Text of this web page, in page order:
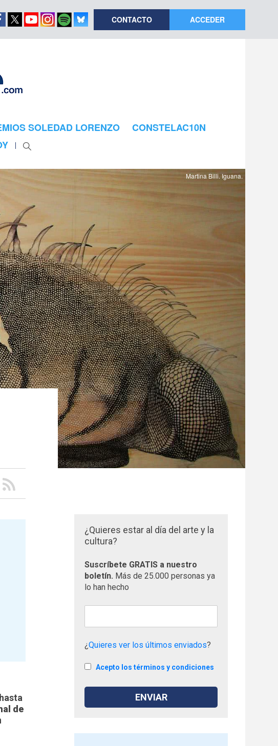
CONTACTO ACCEDER
SOLEDAD LORENZO
CONSTELAC10N
Martina Billi. Iguana.
de
¿Quieres estar al día del arte y la
cultura?
Suscríbete GRATIS a nuestro
boletín. Más de 25.000 personas ya
lo han hecho
¿Quieres ver los últimos enviados?
Acepto los términos y condiciones